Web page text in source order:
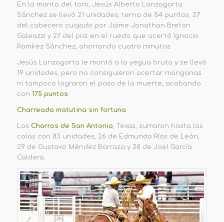
En la monta del toro, Jesús Alberto Lanzagorta
Sánchez se llevó 21 unidades, terna de 54 puntos, 27
del cabecero cuajado por Jaime Jonathan Breton
Galeazzi y 27 del pial en el ruedo que acertó Ignacio
Ramírez Sánchez, ahorrando cuatro minutos.
Jesús Lanzagorta le montó a la yegua bruta y se llevó
19 unidades, pero no consiguieron acertar manganas
ni tampoco lograron el paso de la muerte, acabando
con 175 puntos.
Charreada matutina sin fortuna
Los Charros de San Antonio, Texas, sumaron hasta las
colas con 83 unidades, 26 de Edmundo Ríos de León,
29 de Gustavo Méndez Barraza y 28 de Joel García
Caldera.